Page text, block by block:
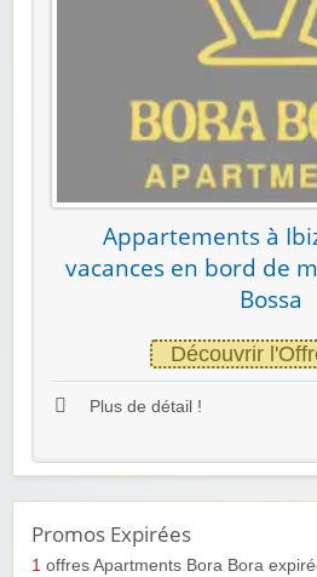
Appartements à
vacances en bord de
Bossa
Découvrir
Plus de détail !
Promos Expirées
1 offres Apartments Bora Bora